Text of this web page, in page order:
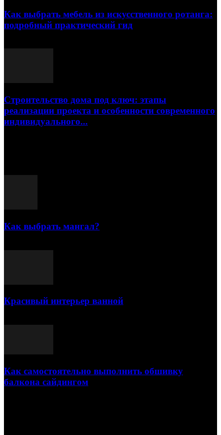
Как выбрать мебель из искусственного ротанга:
подробный практический гид
Строительство дома под ключ: этапы
реализации проекта и особенности современного
индивидуального...
Как выбрать мангал?
Красивый интерьер ванной
Как самостоятельно выполнить обшивку
балкона сайдингом